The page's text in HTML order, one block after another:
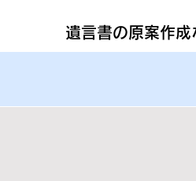
遺言書の原案作成